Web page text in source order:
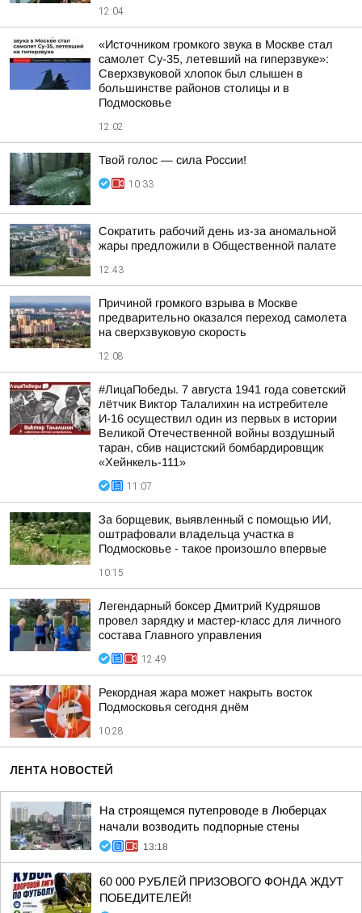
12:04
«Источником громкого звука в Москве стал
самолет Су-35, летевший на гиперзвуке»:
Сверхзвуковой хлопок был слышен в
большинстве районов столицы и в
Подмосковье
12:02
Твой голос — сила России!
10:33
Сократить рабочий день из-за аномальной
жары предложили в Общественной палате
12:43
Причиной громкого взрыва в Москве
предварительно оказался переход самолета
на сверхзвуковую скорость
12:08
#ЛицаПобеды. 7 августа 1941 года советский
лётчик Виктор Талалихин на истребителе
И-16 осуществил один из первых в истории
Великой Отечественной войны воздушный
таран, сбив нацистский бомбардировщик
«Хейнкель-111»
11:07
За борщевик, выявленный с помощью ИИ,
оштрафовали владельца участка в
Подмосковье - такое произошло впервые
10:15
Легендарный боксер Дмитрий Кудряшов
провел зарядку и мастер-класс для личного
состава Главного управления
12:49
Рекордная жара может накрыть восток
Подмосковья сегодня днём
10:28
ЛЕНТА НОВОСТЕЙ
На строящемся путепроводе в Люберцах
начали возводить подпорные стены
13:18
60 000 РУБЛЕЙ ПРИЗОВОГО ФОНДА ЖДУТ
ПОБЕДИТЕЛЕЙ!